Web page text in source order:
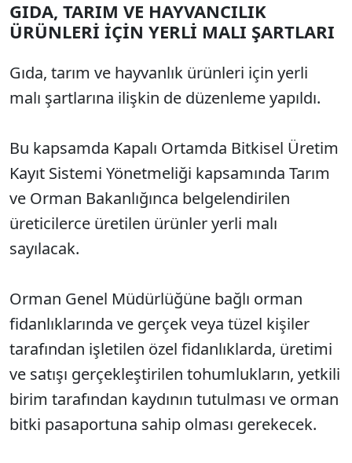
GIDA, TARIM VE HAYVANCILIK
ÜRÜNLERİ İÇİN YERLİ MALI ŞARTLARI
Gıda, tarım ve hayvanlık ürünleri için yerli
malı şartlarına ilişkin de düzenleme yapıldı.
Bu kapsamda Kapalı Ortamda Bitkisel Üretim
Kayıt Sistemi Yönetmeliği kapsamında Tarım
ve Orman Bakanlığınca belgelendirilen
üreticilerce üretilen ürünler yerli malı
sayılacak.
Orman Genel Müdürlüğüne bağlı orman
fidanlıklarında ve gerçek veya tüzel kişiler
tarafından işletilen özel fidanlıklarda, üretimi
ve satışı gerçekleştirilen tohumlukların, yetkili
birim tarafından kaydının tutulması ve orman
bitki pasaportuna sahip olması gerekecek.